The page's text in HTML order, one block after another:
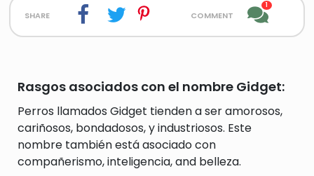
share comment
1
Rasgos asociados con el nombre Gidget:
Perros llamados Gidget tienden a ser amorosos,
cariñosos, bondadosos, y industriosos. Este
nombre también está asociado con
compañerismo, inteligencia, and belleza.